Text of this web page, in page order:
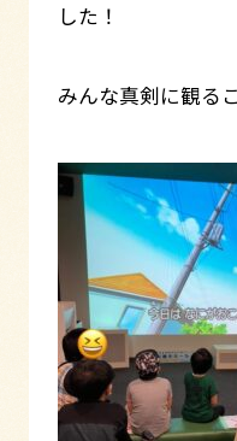
した！
みんな真剣に観る